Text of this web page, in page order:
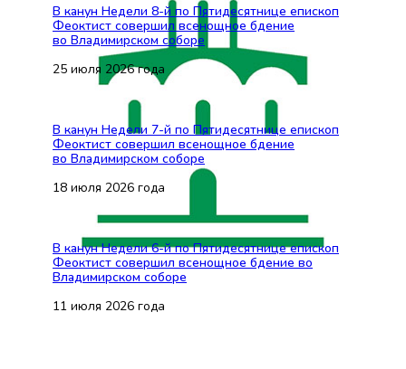
В канун Недели 8-й по Пятидесятнице епископ
Феоктист совершил всенощное бдение
во Владимирском соборе
25 июля 2026 года
В канун Недели 7-й по Пятидесятнице епископ
Феоктист совершил всенощное бдение
во Владимирском соборе
18 июля 2026 года
В канун Недели 6-й по Пятидесятнице епископ
Феоктист совершил всенощное бдение во
Владимирском соборе
11 июля 2026 года